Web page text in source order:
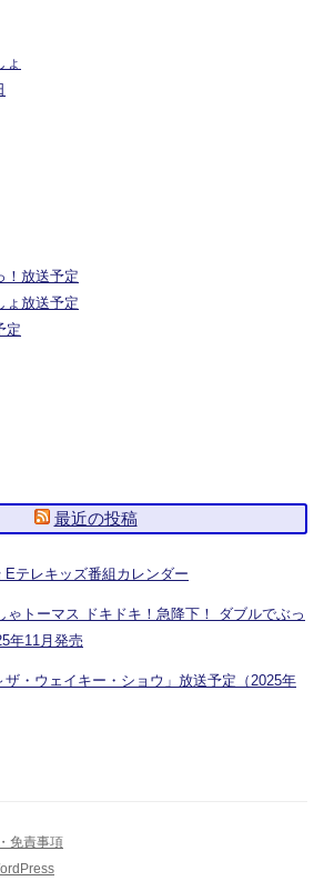
ょ
！放送予定
ょ放送予定
定
最近の投稿
Eテレキッズ番組カレンダー
ゃトーマス ドキドキ！急降下！ ダブルでぶっ
年11月発売
ザ・ウェイキー・ショウ」放送予定（2025年
免責事項